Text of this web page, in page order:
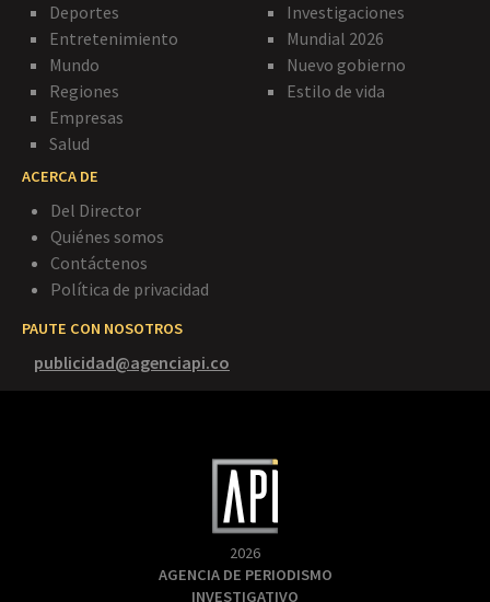
Deportes
Entretenimiento
Mundo
Regiones
Empresas
Salud
Investigaciones
Mundial 2026
Nuevo gobierno
Estilo de vida
ACERCA DE
Del Director
Quiénes somos
Contáctenos
Política de privacidad
PAUTE CON NOSOTROS
publicidad@agenciapi.co
2026
AGENCIA DE PERIODISMO
INVESTIGATIVO